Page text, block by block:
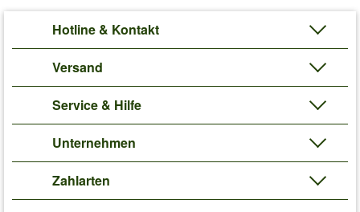
Hotline & Kontakt
Versand
Service & Hilfe
Unternehmen
Zahlarten